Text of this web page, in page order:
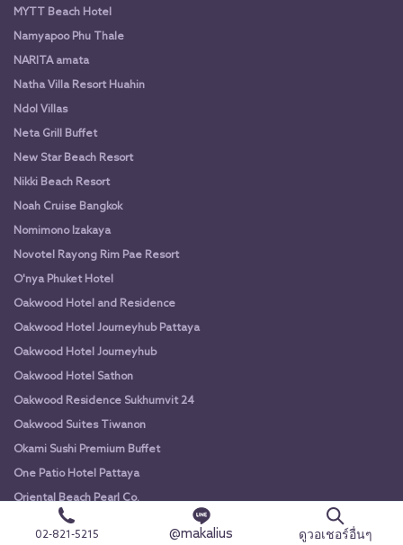
MYTT Beach Hotel
Namyapoo Phu Thale
NARITA amata
Natha Villa Resort Huahin
Ndol Villas
Neta Grill Buffet
New Star Beach Resort
Nikki Beach Resort
Noah Cruise Bangkok
Nomimono Izakaya
Novotel Rayong Rim Pae Resort
O'nya Phuket Hotel
Oakwood Hotel and Residence
Oakwood Hotel Journeyhub Pattaya
Oakwood Hotel Journeyhub
Oakwood Hotel Sathon
Oakwood Residence Sukhumvit 24
Oakwood Suites Tiwanon
Okami Sushi Premium Buffet
One Patio Hotel Pattaya
Oriental Beach Pearl Co.
02-821-5215 @makalius ดูวอเชอร์อื่นๆ